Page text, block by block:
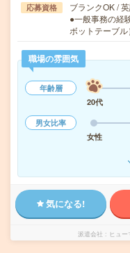
応募資格
ブランクOK /
●一般事務の経
ボットテーブ
職場の雰囲気
年齢層
20代
男女比率
女性
気になる!
派遣会社 ヒュ